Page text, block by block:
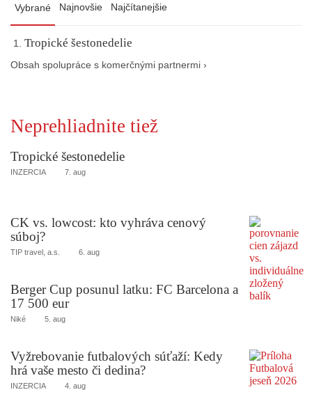
Vybrané Najnovšie Najčítanejšie
Tropické šestonedelie
Obsah spolupráce s komerčnými partnermi ›
Neprehliadnite tiež
Tropické šestonedelie
INZERCIA 7. aug
CK vs. lowcost: kto vyhráva cenový
súboj?
TIP travel, a.s. 6. aug
Berger Cup posunul latku: FC Barcelona a
17 500 eur
Niké 5. aug
Vyžrebovanie futbalových súťaží: Kedy
hrá vaše mesto či dedina?
INZERCIA 4. aug